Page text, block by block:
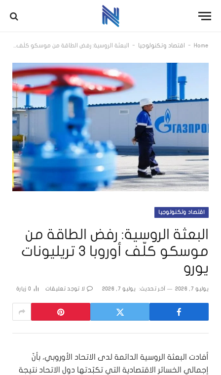
Home
- اقتصاد وتكنولوجيا - البعثة الروسية: رفض الطاقة من موسكو كلّف أوروبا 3 تريليونات يورو
اقتصاد وتكنولوجيا
البعثة الروسية: رفض الطاقة من
موسكو كلّف أوروبا 3 تريليونات
يورو
يوليو 7, 2026 آخر تحديث: يوليو 7, 2026 لا توجد تعليقات 0 زيارة
أفادت البعثة الروسية الدائمة لدى الاتحاد الأوروبي، بأنّ
إجمالي الخسائر الاقتصادية التي تكبّدتها دول الاتحاد نتيجة